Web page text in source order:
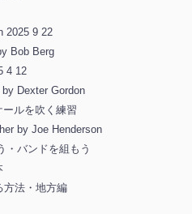
2025 9 22
Bob Berg
4 12
Dexter Gordon
ルを吹く練習
by Joe Henderson
・バンドを組もう
方法・地方編